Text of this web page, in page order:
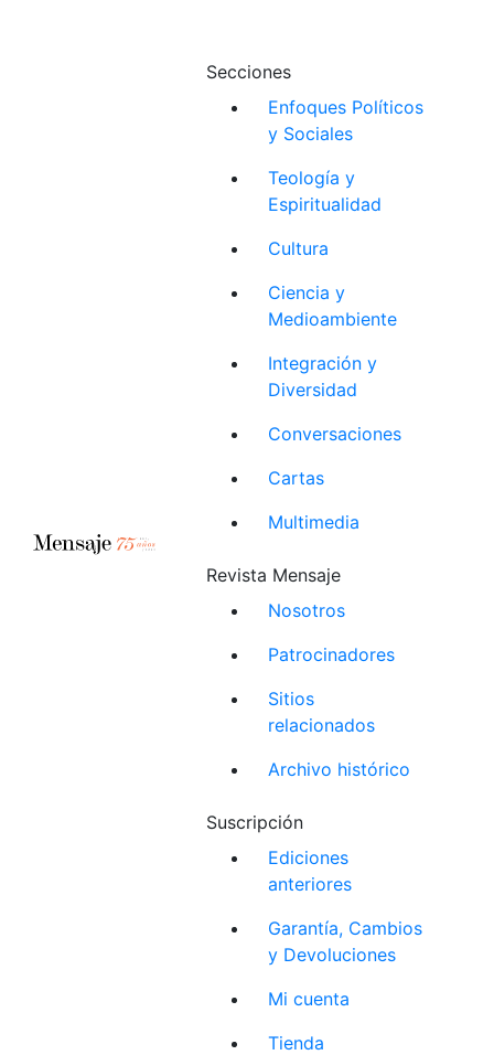
Secciones
Enfoques Políticos
y Sociales
Teología y
Espiritualidad
Cultura
Ciencia y
Medioambiente
Integración y
Diversidad
Conversaciones
Cartas
Multimedia
Revista Mensaje
Nosotros
Patrocinadores
Sitios
relacionados
Archivo histórico
Suscripción
Ediciones
anteriores
Garantía, Cambios
y Devoluciones
Mi cuenta
Tienda